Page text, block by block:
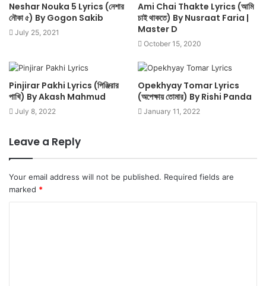
Neshar Nouka 5 Lyrics (নেশার
নৌকা ৫) By Gogon Sakib
July 25, 2021
Ami Chai Thakte Lyrics (আমি
চাই থাকতে) By Nusraat Faria |
Master D
October 15, 2020
Pinjirar Pakhi Lyrics (পিঞ্জিরার
পাখি) By Akash Mahmud
July 8, 2022
Opekhyay Tomar Lyrics
(অপেক্ষায় তোমার) By Rishi Panda
January 11, 2022
Leave a Reply
Your email address will not be published. Required fields are
marked *